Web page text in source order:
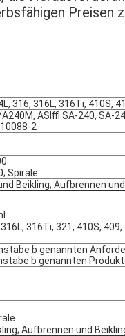
Preisen
316, 316L, 316Ti, 410S,
ASIffi SA-240, SA-
2
Spirale
Beikling; Aufbrennen
316Ti, 321, 410S,
b genannten
b genannten
Aufbrennen und